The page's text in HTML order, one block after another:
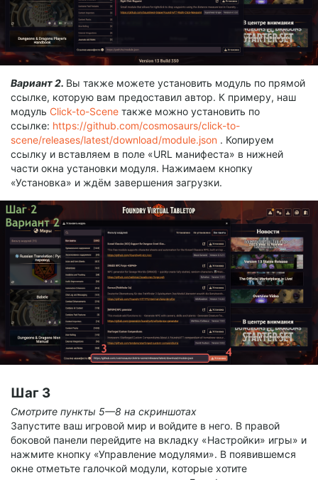
Вариант 2. Вы также можете установить модуль по прямой
ссылке, которую вам предоставил автор. К примеру, наш
модуль Click-to-Scene также можно установить по
ссылке: https://github.com/cosmosaurs/click-to-
scene/releases/latest/download/module.json . Копируем
ссылку и вставляем в поле «URL манифеста» в нижней
части окна установки модуля. Нажимаем кнопку
«Установка» и ждём завершения загрузки.
Шаг 3
Смотрите пункты 5—8 на скриншотах
Запустите ваш игровой мир и войдите в него. В правой
боковой панели перейдите на вкладку «Настройки» игры» и
нажмите кнопку «Управление модулями». В появившемся
окне отметьте галочкой модули, которые хотите